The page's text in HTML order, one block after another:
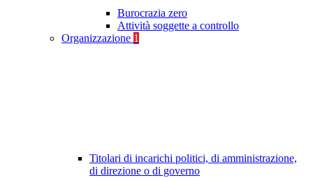
Burocrazia zero
Attività soggette a controllo
Organizzazione 1
Titolari di incarichi politici, di amministrazione,
di direzione o di governo